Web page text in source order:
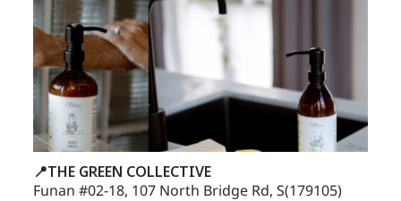
📍THE GREEN COLLECTIVE
Funan #02-18, 107 North Bridge Rd, S(179105)